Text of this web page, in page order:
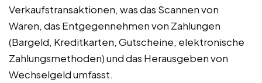
Verkaufstransaktionen, was das Scannen von
Waren, das Entgegennehmen von Zahlungen
(Bargeld, Kreditkarten, Gutscheine, elektronische
Zahlungsmethoden) und das Herausgeben von
Wechselgeld umfasst.